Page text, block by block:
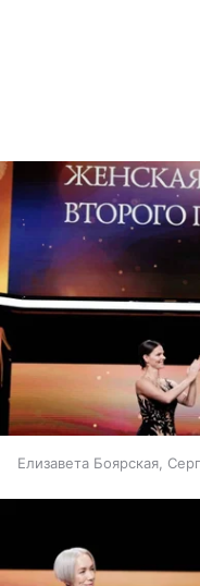
Елизавета Боярская,